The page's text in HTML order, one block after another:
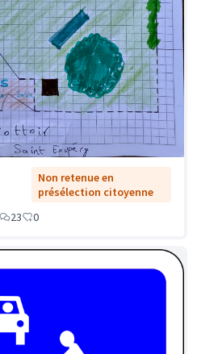
Non retenue en
présélection citoyenne
23 0